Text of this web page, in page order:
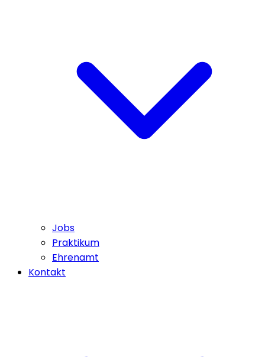
Jobs
Praktikum
Ehrenamt
Kontakt